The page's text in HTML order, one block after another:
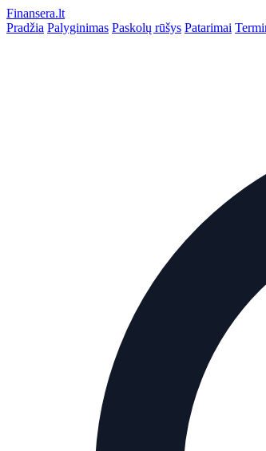
Finansera.lt
Pradžia Palyginimas Paskolų rūšys Patarimai